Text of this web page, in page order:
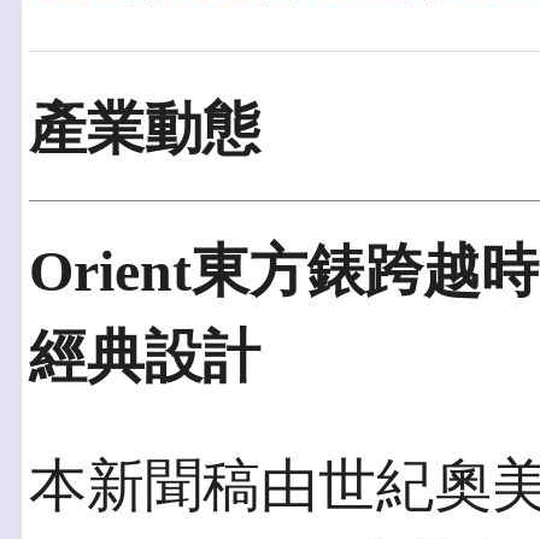
產業動態
Orient東方錶跨越
經典設計
本新聞稿由世紀奧